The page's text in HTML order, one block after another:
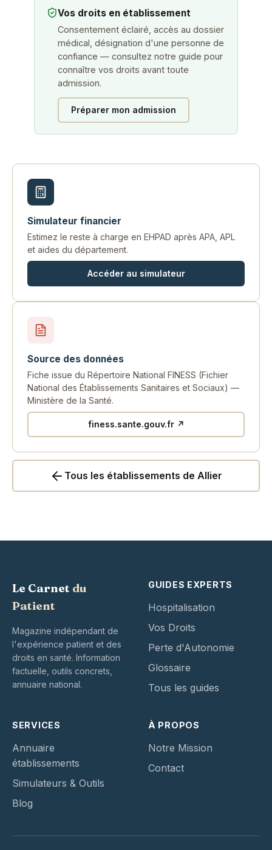
Vos droits en établissement
Consentement éclairé, accès au dossier
médical, désignation d'une personne de
confiance — consultez notre guide pour
connaître vos droits avant toute
admission.
Préparer mon admission
Simulateur financier
Estimez le reste à charge en EHPAD après APA, APL
et aides du département.
Accéder au simulateur
Source des données
Fiche issue du Répertoire National FINESS (Fichier
National des Établissements Sanitaires et Sociaux) —
Ministère de la Santé.
finess.sante.gouv.fr ↗
Tous les établissements de Allier
Le Carnet du
Patient
Magazine indépendant de
l'expérience patient et des
droits en santé. Information
factuelle, outils concrets,
annuaire national.
GUIDES EXPERTS
Hospitalisation
Vos Droits
Perte d'Autonomie
Glossaire
Tous les guides
SERVICES
Annuaire
établissements
Simulateurs & Outils
Blog
À PROPOS
Notre Mission
Contact